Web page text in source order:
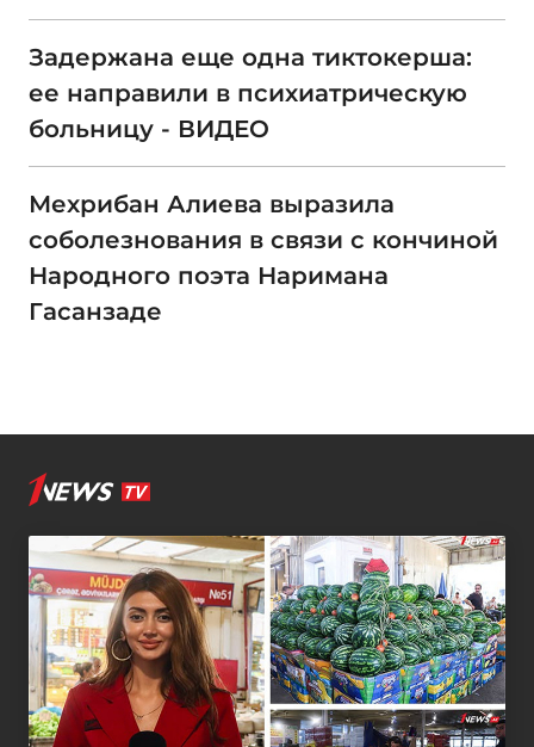
Задержана еще одна тиктокерша:
ее направили в психиатрическую
больницу - ВИДЕО
Мехрибан Алиева выразила
соболезнования в связи с кончиной
Народного поэта Наримана
Гасанзаде